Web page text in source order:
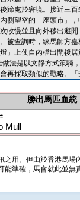
蹄處於窘境。接近三
側望空的「座頭市」
收慢並且向外移出避
被查詢時，練馬師方
」上仗自內檔出閘後
法是以文靜方式策騎
再採取類似的戰略。
勝出馬匹血統
Mull
用。但由於香港馬
準確，馬會就此並